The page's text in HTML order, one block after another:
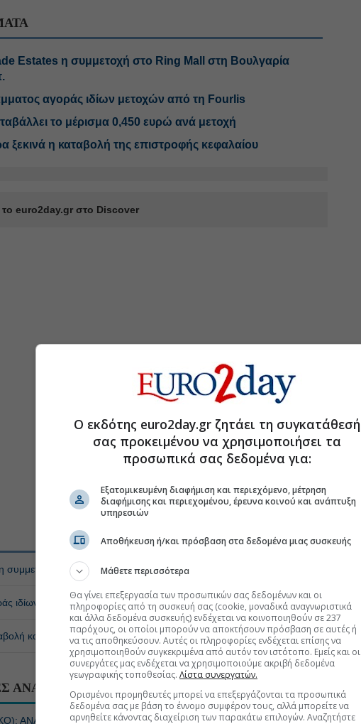
Estates η συμμετοχή στο Ring Mall στη Βουλγαρία
αγοράς ιδίων μετοχών από τη Fourlis
το μέρισμα 0,450 ευρώ ανά μετοχή
ξεκινά η καταβολή της επιστροφής κεφαλαίου
euro2day.gr στο Discover
στο Ring Mall στη Βουλγαρία έναντι 49,35 εκατ.
ιδίων μετοχών από τη Fourlis (13:25 22/07/2026)
καθαρού μερίσματος €0,1425/μετοχή (17:18 12/06/2026)
ΑΝΑΚΟΙΝΩΣΕΙΣ
ΑΝΑΚΟΙΝΩΣΗ ΧΟΡΗΓΗΣΗΣ ΑΔΕΙΑΣ ΣΥΝΑΛΛΑΓΗΣ ΜΕΤΑΞΥ
Ο εκδότης euro2day.gr ζητάει τη συγκατάθεσή
σας προκειμένου να χρησιμοποιήσει τα
προσωπικά σας δεδομένα για:
Εξατομικευμένη διαφήμιση και περιεχόμενο, μέτρηση
διαφήμισης και περιεχομένου, έρευνα κοινού και ανάπτυξη
υπηρεσιών
Αποθήκευση ή/και πρόσβαση στα δεδομένα μιας συσκευής
Μάθετε περισσότερα
Θα γίνει επεξεργασία των προσωπικών σας δεδομένων και οι
πληροφορίες από τη συσκευή σας (cookie, μοναδικά αναγνωριστικά
και άλλα δεδομένα συσκευής) ενδέχεται να κοινοποιηθούν σε 237
παρόχους, οι οποίοι μπορούν να αποκτήσουν πρόσβαση σε αυτές ή
να τις αποθηκεύσουν. Αυτές οι πληροφορίες ενδέχεται επίσης να
χρησιμοποιηθούν συγκεκριμένα από αυτόν τον ιστότοπο. Εμείς και οι
συνεργάτες μας ενδέχεται να χρησιμοποιούμε ακριβή δεδομένα
γεωγραφικής τοποθεσίας. Λίστα συνεργατών.
Ορισμένοι προμηθευτές μπορεί να επεξεργάζονται τα προσωπικά
δεδομένα σας με βάση το έννομο συμφέρον τους, αλλά μπορείτε να
αρνηθείτε κάνοντας διαχείριση των παρακάτω επιλογών. Αναζητήστε